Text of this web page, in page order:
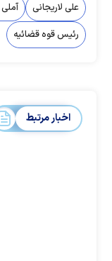
علی لاریجانی
آملی
رئیس قوه قضائیه
اخبار مرتبط